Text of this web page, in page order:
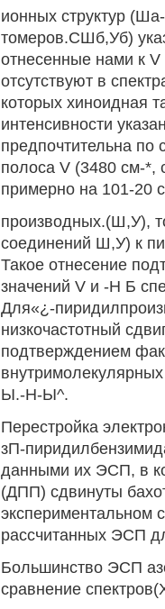
ионных структур
томеров.СШб,Уб)
отнесенные нами к
отсутствуют в
которых хиноидная
интенсивности
предпочтительна
полоса V (3480 см-*,
примерно на 101-20
производных.(Ш,У),
соединений Ш,У) к
Такое отнесение
значений V и -Н Б
Для«¿-
низкочастотный
подтверждением
Ы.-Н-Ы^.
Перестройка
зП-
данными их ЭСП, в
(ДПП) сдвинуты
экспериментальном
рассчитанных ЭСП
Большинство ЭСП
сравнение